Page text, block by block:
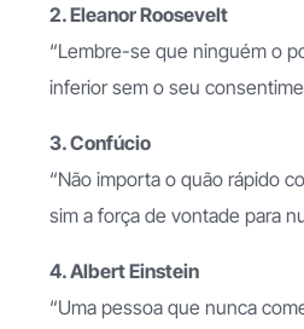
2. Eleanor Roosevelt
“Lembre-se que ninguém o
inferior sem o seu
3. Confúcio
“Não importa o quão rápido
sim a força de vontade para
4. Albert Einstein
“Uma pessoa que nunca